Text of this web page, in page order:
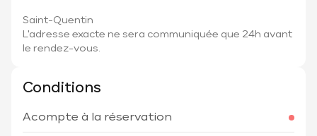
Saint-Quentin
L'adresse exacte ne sera communiquée que 24h avant
le rendez-vous.
Conditions
Acompte à la réservation